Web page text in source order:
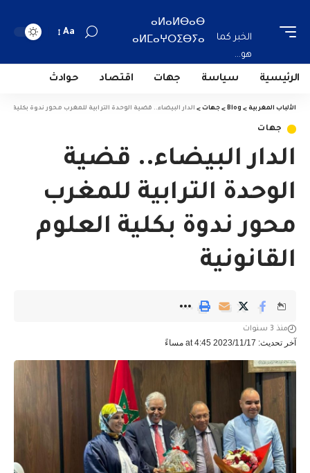
الخبر كما
هو...
ⴰⵍⴰⵍⴱⴰⴱ
ⴰⵍⵎⴰⵖⵔⵉⴱⵢⴰ
Aa
الرئيسية سياسة جهات اقتصاد حوادث
الألباب المغربية >
Blog
> جهات > الدار البيضاء.. قضية الوحدة الترابية للمغرب محور ندوة بكلية
جهات
الدار البيضاء.. قضية
الوحدة الترابية للمغرب
محور ندوة بكلية العلوم
القانونية
آخر تحديث: 2023/11/17 at 4:45 مساءً
منذ 3 سنوات